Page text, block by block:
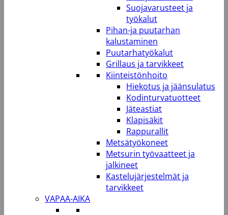
Suojavarusteet ja
työkalut
Pihan-ja puutarhan
kalustaminen
Puutarhatyökalut
Grillaus ja tarvikkeet
Kiinteistönhoito
Hiekotus ja jäänsulatus
Kodinturvatuotteet
Jäteastiat
Klapisäkit
Rappurallit
Metsätyökoneet
Metsurin työvaatteet ja
jalkineet
Kastelujärjestelmät ja
tarvikkeet
VAPAA-AIKA